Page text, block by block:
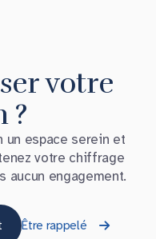
votre
?
un espace serein et
votre chiffrage
aucun engagement.
Être rappelé